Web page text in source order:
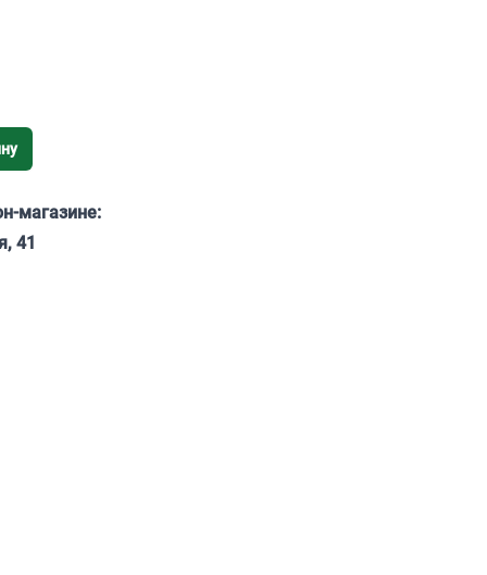
магазине:
41